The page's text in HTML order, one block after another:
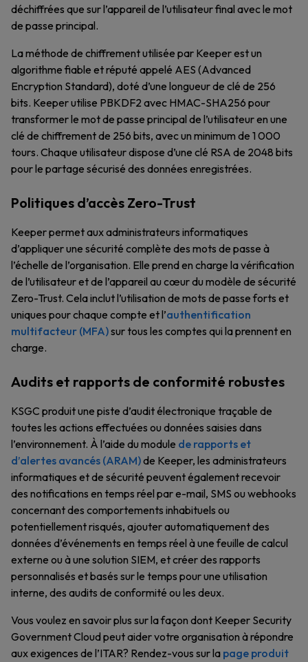
déchiffrées que sur l’appareil de l’utilisateur final avec le mot
de passe principal.
La méthode de chiffrement utilisée par Keeper est un
algorithme fiable et réputé appelé AES (Advanced
Encryption Standard), doté d’une longueur de clé de 256
bits. Keeper utilise PBKDF2 avec HMAC-SHA256 pour
transformer le mot de passe principal de l’utilisateur en une
clé de chiffrement de 256 bits, avec un minimum de 1 000
tours. Chaque utilisateur dispose d’une clé RSA de 2048 bits
pour le partage sécurisé des données enregistrées.
Politiques d’accès Zero-Trust
Keeper permet aux administrateurs informatiques
d’appliquer une sécurité complète des mots de passe à
l’échelle de l’organisation. Elle prend en charge la vérification
de l’utilisateur et de l’appareil au cœur du modèle de sécurité
Zero-Trust. Cela inclut l’utilisation de mots de passe forts et
uniques pour chaque compte et l’authentification
multifacteur (MFA)sur tous les comptes qui la prennent en
charge.
Audits et rapports de conformité robustes
KSGC produit une piste d’audit électronique traçable de
toutes les actions effectuées ou données saisies dans
l’environnement. À l’aide du module de rapports et
d’alertes avancés (ARAM)de Keeper, les administrateurs
informatiques et de sécurité peuvent également recevoir
des notifications en temps réel par e-mail, SMS ou webhooks
concernant des comportements inhabituels ou
potentiellement risqués, ajouter automatiquement des
données d’événements en temps réel à une feuille de calcul
externe ou à une solution SIEM, et créer des rapports
personnalisés et basés sur le temps pour une utilisation
interne, des audits de conformité ou les deux.
Vous voulez en savoir plus sur la façon dont Keeper Security
Government Cloud peut aider votre organisation à répondre
aux exigences de l’ITAR? Rendez-vous sur la page produit